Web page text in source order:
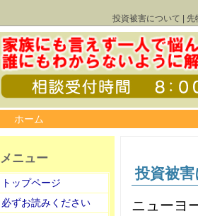
投資被害について |
ホーム
投資被
ニューヨ
メニュー
トップページ
必ずお読みください